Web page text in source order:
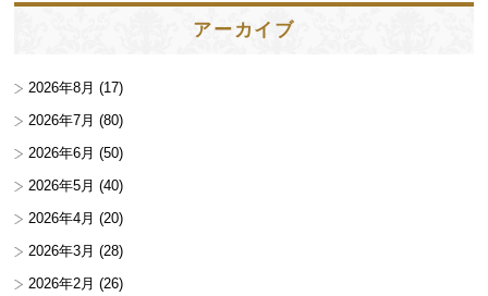
アーカイブ
2026年8月 (17)
2026年7月 (80)
2026年6月 (50)
2026年5月 (40)
2026年4月 (20)
2026年3月 (28)
2026年2月 (26)